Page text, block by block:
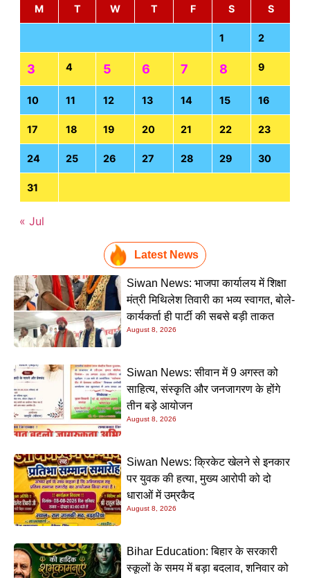
M T W T F S S
1 2
3 4 5 6 7 8 9
10 11 12 13 14 15 16
17 18 19 20 21 22 23
24 25 26 27 28 29 30
31
« Jul
Latest News
Siwan News: भाजपा कार्यालय में शिक्षा
मंत्री मिथिलेश तिवारी का भव्य स्वागत, बोले-
कार्यकर्ता ही पार्टी की सबसे बड़ी ताकत
August 8, 2026
Siwan News: सीवान में 9 अगस्त को
साहित्य, संस्कृति और जनजागरण के होंगे
तीन बड़े आयोजन
August 8, 2026
Siwan News: क्रिकेट खेलने से इनकार
पर युवक की हत्या, मुख्य आरोपी को दो
धाराओं में उम्रकैद
August 8, 2026
Bihar Education: बिहार के सरकारी
स्कूलों के समय में बड़ा बदलाव, शनिवार को